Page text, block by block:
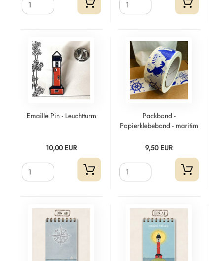
Emaille Pin - Leuchtturm
10,00 EUR
Packband -
Papierklebeband - maritim
9,50 EUR